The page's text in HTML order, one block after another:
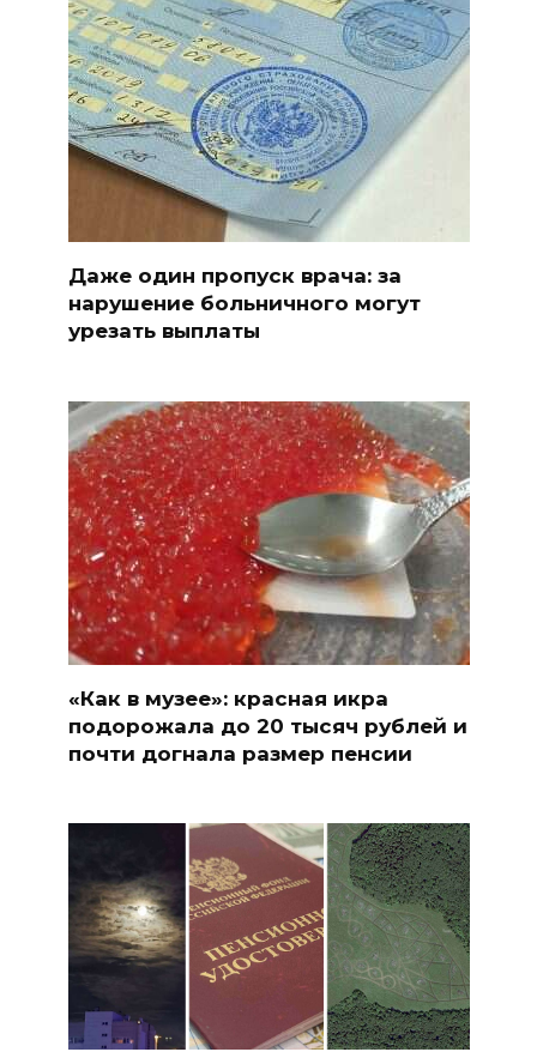
Даже один пропуск врача: за
нарушение больничного могут
урезать выплаты
«Как в музее»: красная икра
подорожала до 20 тысяч рублей и
почти догнала размер пенсии